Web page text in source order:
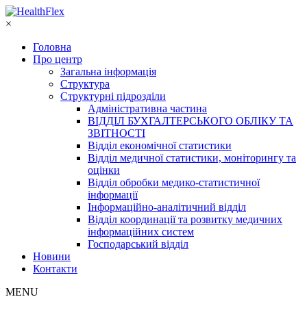
×
Головна
Про центр
Загальна інформація
Структура
Структурні підрозділи
Адміністративна частина
ВІДДІЛ БУХГАЛТЕРСЬКОГО ОБЛІКУ ТА
ЗВІТНОСТІ
Відділ економічної статистики
Відділ медичної статистики, моніторингу та
оцінки
Відділ обробки медико-статистичної
інформації
Інформаційно-аналітичний відділ
Відділ координації та розвитку медичних
інформаційних систем
Господарський відділ
Новини
Контакти
MENU